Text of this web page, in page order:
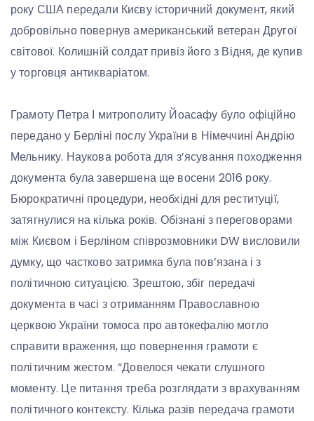
року США передали Києву історичний документ, який
добровільно повернув американський ветеран Другої
світової. Колишній солдат привіз його з Відня, де купив
у торговця антикваріатом.
Грамоту Петра І митрополиту Йоасафу було офіційно
передано у Берліні послу України в Німеччині Андрію
Мельнику. Наукова робота для з’ясування походження
документа була завершена ще восени 2016 року.
Бюрократичні процедури, необхідні для реституції,
затягнулися на кілька років. Обізнані з переговорами
між Києвом і Берліном співрозмовники DW висловили
думку, що частково затримка була пов’язана і з
політичною ситуацією. Зрештою, збіг передачі
документа в часі з отриманням Православною
церквою України томоса про автокефалію могло
справити враження, що повернення грамоти є
політичним жестом. “Довелося чекати слушного
моменту. Це питання треба розглядати з врахуванням
політичного контексту. Кілька разів передача грамоти